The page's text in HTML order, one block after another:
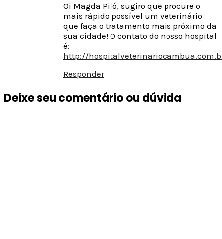
Oi Magda Piló, sugiro que procure o
mais rápido possível um veterinário
que faça o tratamento mais próximo da
sua cidade! O contato do nosso hospital
é:
http://
Responder
Deixe seu comentário ou dúvida